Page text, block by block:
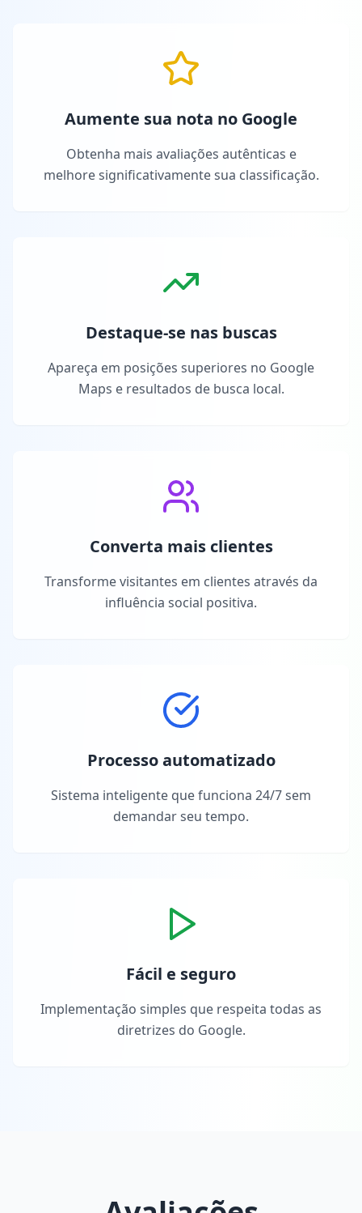
Aumente sua nota no Google
Obtenha mais avaliações autênticas e
melhore significativamente sua classificação.
Destaque-se nas buscas
Apareça em posições superiores no Google
Maps e resultados de busca local.
Converta mais clientes
Transforme visitantes em clientes através da
influência social positiva.
Processo automatizado
Sistema inteligente que funciona 24/7 sem
demandar seu tempo.
Fácil e seguro
Implementação simples que respeita todas as
diretrizes do Google.